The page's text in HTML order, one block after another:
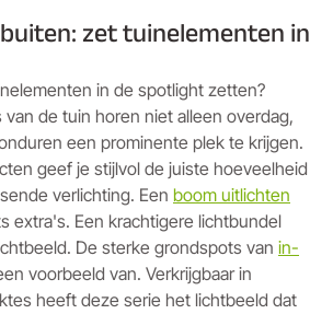
zet tuinelementen in
in de spotlight zetten?
van de tuin horen niet alleen overdag,
een prominente plek te krijgen.
geef je stijlvol de juiste hoeveelheid
verlichting. Een boom uitlichten
extra's. Een krachtigere lichtbundel
De sterke grondspots van in-
voorbeeld van. Verkrijgbaar in
heeft deze serie het lichtbeeld dat